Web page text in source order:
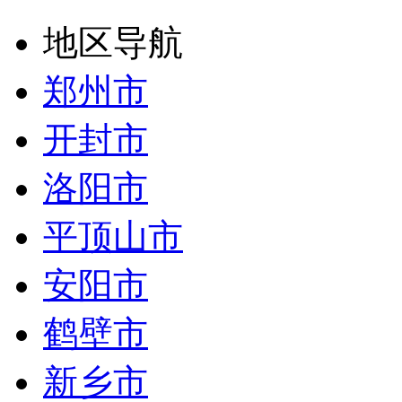
地区导航
郑州市
开封市
洛阳市
平顶山市
安阳市
鹤壁市
新乡市